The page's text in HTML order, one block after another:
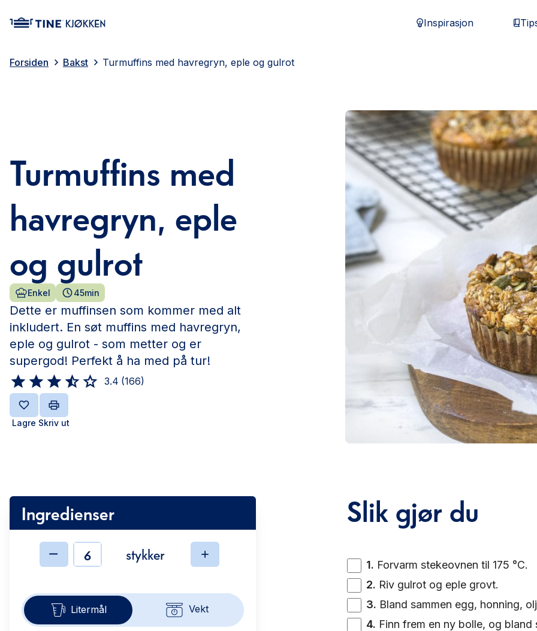
Inspirasjon
Forsiden Bakst Turmuffins med havregryn, eple og gulrot
Turmuffins med
havregryn, eple
og gulrot
Enkel 45min
Dette er muffinsen som kommer med alt
inkludert. En søt muffins med havregryn,
eple og gulrot - som metter og er
supergod! Perfekt å ha med på tur!
3.4 (166)
Lagre Skriv ut
Ingredienser
Ingredienserstykker
Litermål Vekt
Slik gjør du
1. Forvarm stekeovnen til 175 °C.
2. Riv gulrot og eple grovt.
3. Bland sammen egg, honning,
4. Finn frem en ny bolle, og